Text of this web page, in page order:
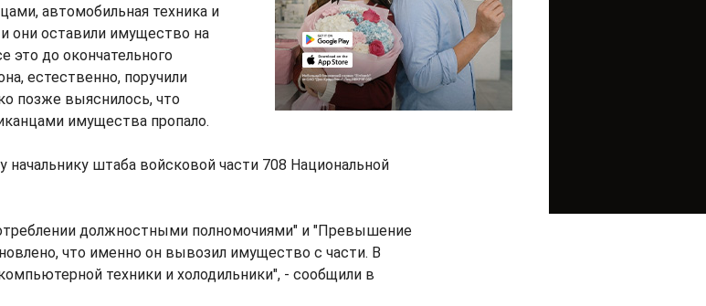
автомобильная техника и
они оставили имущество на
это до окончательного
естественно, поручили
позже выяснилось, что
имущества пропало.
штаба войсковой части 708 Национальной
должностными полномочиями" и "Превышение
что именно он вывозил имущество с части. В
техники и холодильники", - сообщили в